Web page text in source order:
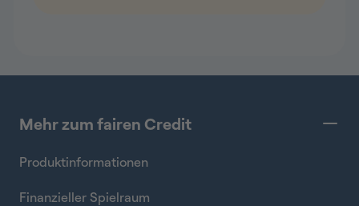
Mehr zum fairen Credit
Produktinformationen
Finanzieller Spielraum